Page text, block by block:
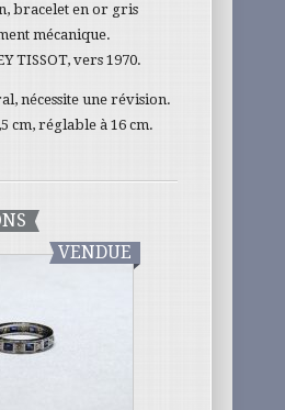
bracelet en or gris
mécanique.
TISSOT, vers 1970.
nécessite une révision.
cm, réglable à 16 cm.
VENDUE